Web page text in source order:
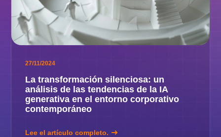
27/11/2024
La transformación silenciosa: un
análisis de las tendencias de la IA
generativa en el entorno corporativo
contemporáneo
Lee el artículo completo.